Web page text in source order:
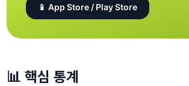
📱 App Store / Play Store
📊 핵심 통계